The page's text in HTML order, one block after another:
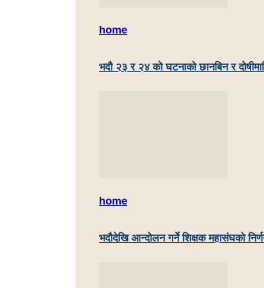
home
भदौ २३ र २४ काे घटनाको छानबिन र
home
भदौदेखि आन्दोलन गर्ने शिक्षक महासंघको